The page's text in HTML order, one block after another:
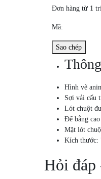
Đơn hàng từ 1
Mã:
Sao chép
Hình vẽ
Sợi vải cấu
Lót chuột
Đế bằng
Mặt lót
Kích thước:
Hỏi đáp